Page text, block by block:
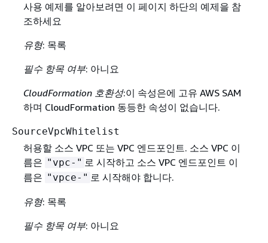
사용 예제를 알아보려면 이 페이지 하단의 예제을 참
조하세요
유형: 목록
필수 항목 여부: 아니요
CloudFormation 호환성:이 속성은에 고유 AWS SAM
하며 CloudFormation 동등한 속성이 없습니다.
SourceVpcWhitelist
허용할 소스 VPC 또는 VPC 엔드포인트. 소스 VPC 이
름은 "vpc-" 로 시작하고 소스 VPC 엔드포인트 이
름은 "vpce-" 로 시작해야 합니다.
유형: 목록
필수 항목 여부: 아니요